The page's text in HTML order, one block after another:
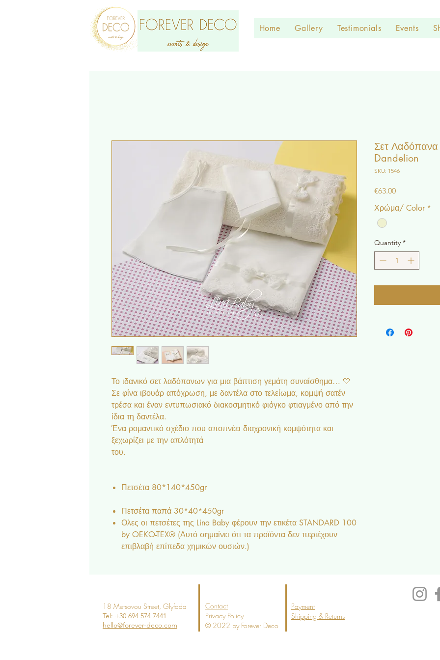
Home Gallery Testimonials Events
Το ιδανικό σετ λαδόπανων για μια βάπτιση γεμάτη συναίσθημα… 🤍
Σε φίνα ιβουάρ απόχρωση, με δαντέλα στο τελείωμα, κομψή σατέν
τρέσα και έναν εντυπωσιακό διακοσμητικό φιόγκο φτιαγμένο από την
ίδια τη δαντέλα.
Ένα ρομαντικό σχέδιο που αποπνέει διαχρονική κομψότητα και
ξεχωρίζει με την απλότητά
του.
Πετσέτα 80*140*450gr
Πετσέτα παπά 30*40*450gr
Ολες οι πετσέτες της Lina Baby φέρουν την ετικέτα STANDARD 100
by OEKO-TEX® (Αυτό σημαίνει ότι τα προϊόντα δεν περιέχουν
επιβλαβή επίπεδα χημικών ουσιών.)
Σετ Λαδόπανα
Dandelion
SKU: 1546
€63.00Price
Χρώμα/ Color *
Quantity *
18 Metsovou Street, Glyfada
Tel: +30 694 574 7441
hello@forever-deco.com
Contact
Privacy Policy
© 2022 by Forever Deco
Payment
Shipping & Returns